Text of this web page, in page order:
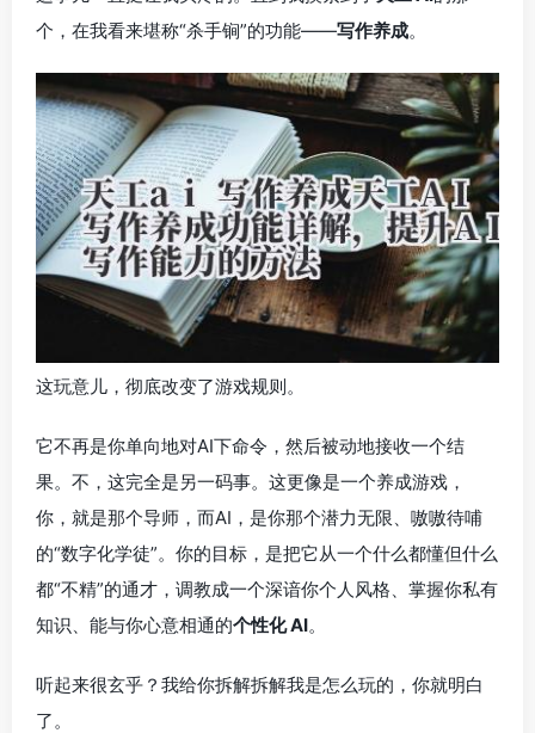
个，在我看来堪称“杀手锏”的功能——写作养成。
这玩意儿，彻底改变了游戏规则。
它不再是你单向地对AI下命令，然后被动地接收一个结
果。不，这完全是另一码事。这更像是一个养成游戏，
你，就是那个导师，而AI，是你那个潜力无限、嗷嗷待哺
的“数字化学徒”。你的目标，是把它从一个什么都懂但什么
都“不精”的通才，调教成一个深谙你个人风格、掌握你私有
知识、能与你心意相通的个性化 AI。
听起来很玄乎？我给你拆解拆解我是怎么玩的，你就明白
了。